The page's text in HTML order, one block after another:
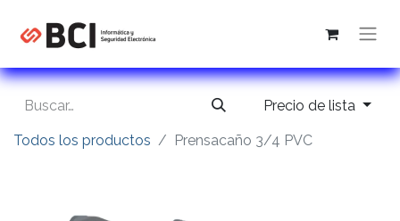
Precio de lista
Todos los productos Prensacaño 3/4 PVC